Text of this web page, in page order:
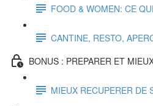
FOOD & WOMEN: CE
CANTINE, RESTO,
BONUS : PREPARER ET
MIEUX RECUPERER DE